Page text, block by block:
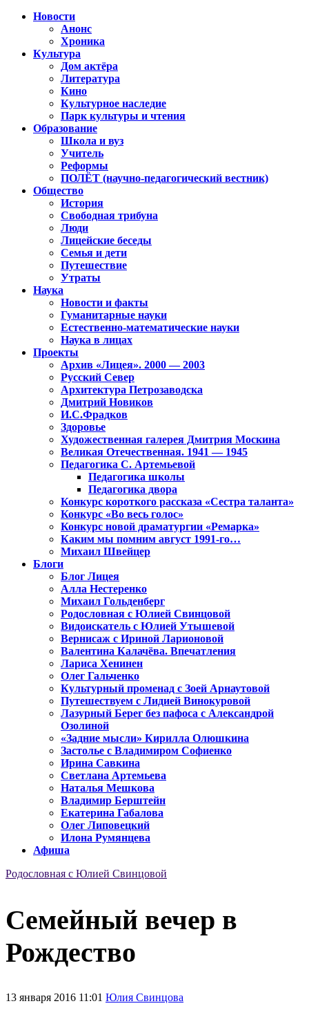
Новости
Анонс
Хроника
Культура
Дом актёра
Литература
Кино
Культурное наследие
Парк культуры и чтения
Образование
Школа и вуз
Учитель
Реформы
ПОЛЁТ (научно-педагогический вестник)
Общество
История
Свободная трибуна
Люди
Лицейские беседы
Семья и дети
Путешествие
Утраты
Наука
Новости и факты
Гуманитарные науки
Естественно-математические науки
Наука в лицах
Проекты
Архив «Лицея». 2000 — 2003
Русский Север
Архитектура Петрозаводска
Дмитрий Новиков
И.С.Фрадков
Здоровье
Художественная галерея Дмитрия Москина
Великая Отечественная. 1941 — 1945
Педагогика С. Артемьевой
Педагогика школы
Педагогика двора
Конкурс короткого рассказа «Сестра таланта»
Конкурс «Во весь голос»
Конкурс новой драматургии «Ремарка»
Каким мы помним август 1991-го…
Михаил Швейцер
Блоги
Блог Лицея
Алла Нестеренко
Михаил Гольденберг
Родословная с Юлией Свинцовой
Видоискатель с Юлией Утышевой
Вернисаж с Ириной Ларионовой
Валентина Калачёва. Впечатления
Лариса Хенинен
Олег Гальченко
Культурный променад с Зоей Арнаутовой
Путешествуем с Лидией Винокуровой
Лазурный Берег без пафоса с Александрой
Озолиной
«Задние мысли» Кирилла Олюшкина
Застолье с Владимиром Софиенко
Ирина Савкина
Светлана Артемьева
Наталья Мешкова
Владимир Берштейн
Екатерина Габалова
Олег Липовецкий
Илона Румянцева
Афиша
Родословная с Юлией Свинцовой
Семейный вечер в
Рождество
13 января 2016 11:01 Юлия Свинцова